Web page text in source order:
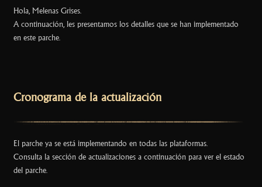
e
Hola, Melenas Grises.
A continuación, les presentamos los detalles que se han implementado
en este parche.
Cronograma de la actualización
El parche ya se está implementando en todas las plataformas.
Consulta la sección de actualizaciones a continuación para ver el estado
del parche.